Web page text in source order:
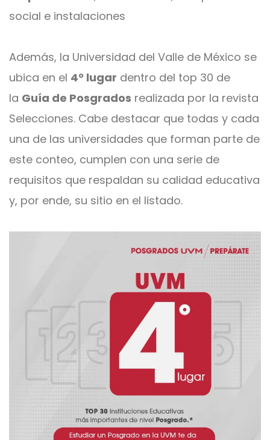
social e instalaciones
Además, la Universidad del Valle de México se
ubica en el 4° lugar dentro del top 30 de
la Guía de Posgrados realizada por la revista
Selecciones. Cabe destacar que todas y cada
una de las universidades que forman parte de
este conteo, cumplen con una serie de
requisitos que respaldan su calidad educativa
y, por ende, su sitio en el listado.